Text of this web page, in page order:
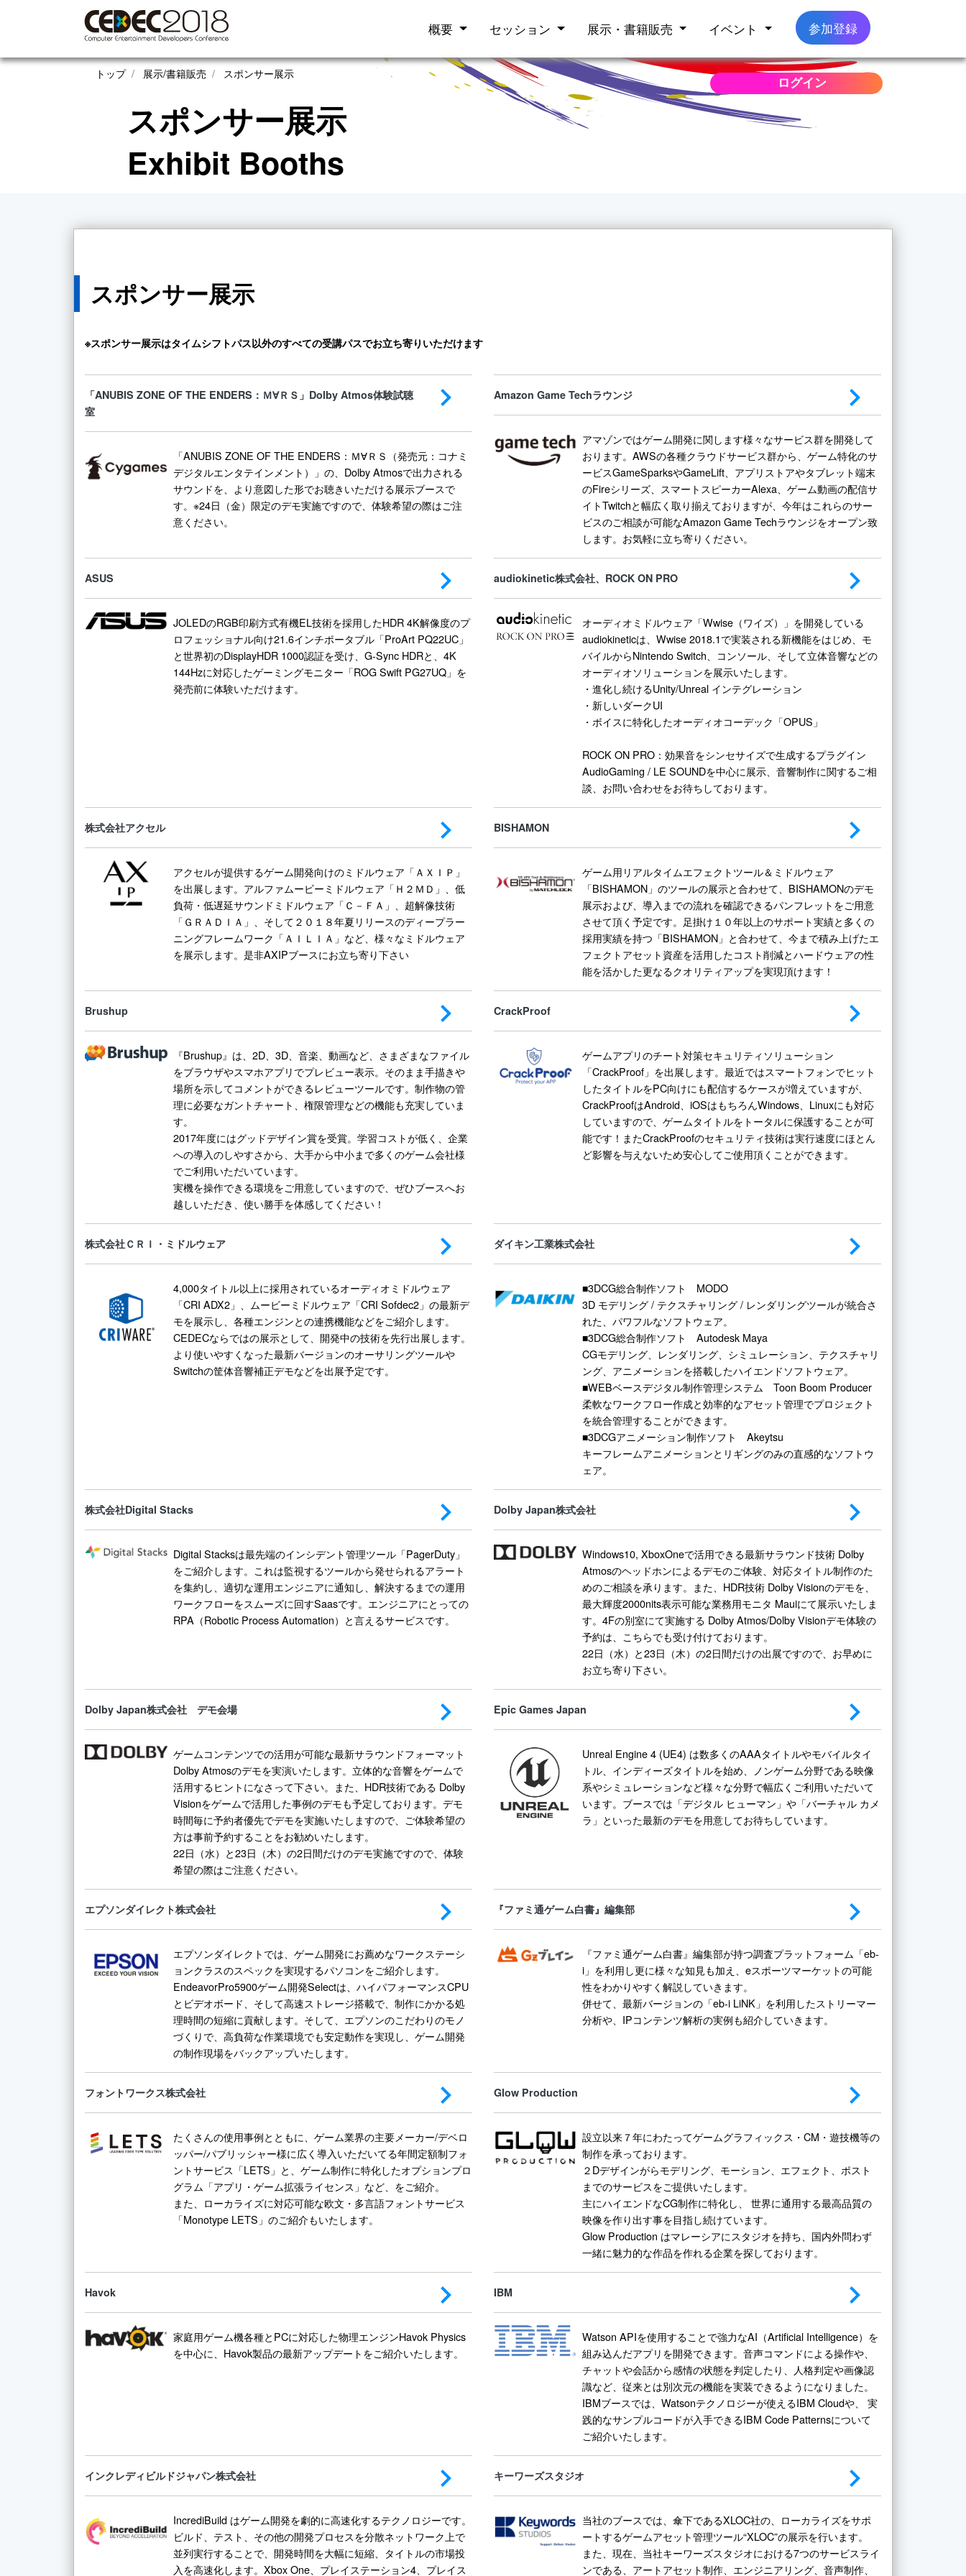
概要 セッション 展示・書籍販売 イベント 参加登録
トップ 展示/書籍販売 スポンサー展示
ログイン
スポンサー展示
Exhibit Booths
スポンサー展示
※スポンサー展示はタイムシフトパス以外のすべての受講パスでお立ち寄りいただけます
「ANUBIS ZONE OF THE ENDERS：Ｍ∀ＲＳ」Dolby Atmos体験試聴
室
「ANUBIS ZONE OF THE ENDERS：Ｍ∀ＲＳ（発売元：コナミ
デジタルエンタテインメント）」の、Dolby Atmosで出力される
サウンドを、より意図した形でお聴きいただける展示ブースで
す。※24日（金）限定のデモ実施ですので、体験希望の際はご注
意ください。
Amazon Game Techラウンジ
アマゾンではゲーム開発に関します様々なサービス群を開発して
おります。AWSの各種クラウドサービス群から、ゲーム特化のサ
ービスGameSparksやGameLift、アプリストアやタブレット端末
のFireシリーズ、スマートスピーカーAlexa、ゲーム動画の配信サ
イトTwitchと幅広く取り揃えておりますが、今年はこれらのサー
ビスのご相談が可能なAmazon Game Techラウンジをオープン致
します。お気軽に立ち寄りください。
ASUS
JOLEDのRGB印刷方式有機EL技術を採用したHDR 4K解像度のプ
ロフェッショナル向け21.6インチポータブル「ProArt PQ22UC」
と世界初のDisplayHDR 1000認証を受け、G-Sync HDRと、4K
144Hzに対応したゲーミングモニター「ROG Swift PG27UQ」を
発売前に体験いただけます。
audiokinetic株式会社、ROCK ON PRO
オーディオミドルウェア「Wwise（ワイズ）」を開発している
audiokineticは、Wwise 2018.1で実装される新機能をはじめ、モ
バイルからNintendo Switch、コンソール、そして立体音響などの
オーディオソリューションを展示いたします。
・進化し続けるUnity/Unreal インテグレーション
・新しいダークUI
・ボイスに特化したオーディオコーデック「OPUS」
ROCK ON PRO：効果音をシンセサイズで生成するプラグイン
AudioGaming / LE SOUNDを中心に展示、音響制作に関するご相
談、お問い合わせをお待ちしております。
株式会社アクセル
アクセルが提供するゲーム開発向けのミドルウェア「ＡＸＩＰ」
を出展します。アルファムービーミドルウェア「Ｈ２ＭＤ」、低
負荷・低遅延サウンドミドルウェア「Ｃ－ＦＡ」、超解像技術
「ＧＲＡＤＩＡ」、そして２０１８年夏リリースのディープラー
ニングフレームワーク「ＡＩＬＩＡ」など、様々なミドルウェア
を展示します。是非AXIPブースにお立ち寄り下さい
BISHAMON
ゲーム用リアルタイムエフェクトツール＆ミドルウェア
「BISHAMON」のツールの展示と合わせて、BISHAMONのデモ
展示および、導入までの流れを確認できるパンフレットをご用意
させて頂く予定です。足掛け１０年以上のサポート実績と多くの
採用実績を持つ「BISHAMON」と合わせて、今まで積み上げたエ
フェクトアセット資産を活用したコスト削減とハードウェアの性
能を活かした更なるクオリティアップを実現頂けます！
Brushup
『Brushup』は、2D、3D、音楽、動画など、さまざまなファイル
をブラウザやスマホアプリでプレビュー表示。そのまま手描きや
場所を示してコメントができるレビューツールです。制作物の管
理に必要なガントチャート、権限管理などの機能も充実していま
す。
2017年度にはグッドデザイン賞を受賞。学習コストが低く、企業
への導入のしやすさから、大手から中小まで多くのゲーム会社様
でご利用いただいています。
実機を操作できる環境をご用意していますので、ぜひブースへお
越しいただき、使い勝手を体感してください！
CrackProof
ゲームアプリのチート対策セキュリティソリューション
「CrackProof」を出展します。最近ではスマートフォンでヒット
したタイトルをPC向けにも配信するケースが増えていますが、
CrackProofはAndroid、iOSはもちろんWindows、Linuxにも対応
していますので、ゲームタイトルをトータルに保護することが可
能です！またCrackProofのセキュリティ技術は実行速度にほとん
ど影響を与えないため安心してご使用頂くことができます。
株式会社ＣＲＩ・ミドルウェア
4,000タイトル以上に採用されているオーディオミドルウェア
「CRI ADX2」、ムービーミドルウェア「CRI Sofdec2」の最新デ
モを展示し、各種エンジンとの連携機能などをご紹介します。
CEDECならではの展示として、開発中の技術を先行出展します。
より使いやすくなった最新バージョンのオーサリングツールや
Switchの筐体音響補正デモなどを出展予定です。
ダイキン工業株式会社
■3DCG総合制作ソフト MODO
3D モデリング / テクスチャリング / レンダリングツールが統合さ
れた、パワフルなソフトウェア。
■3DCG総合制作ソフト Autodesk Maya
CGモデリング、レンダリング、シミュレーション、テクスチャリ
ング、アニメーションを搭載したハイエンドソフトウェア。
■WEBベースデジタル制作管理システム Toon Boom Producer
柔軟なワークフロー作成と効率的なアセット管理でプロジェクト
を統合管理することができます。
■3DCGアニメーション制作ソフト Akeytsu
キーフレームアニメーションとリギングのみの直感的なソフトウ
ェア。
株式会社Digital Stacks
Digital Stacksは最先端のインシデント管理ツール「PagerDuty」
をご紹介します。これは監視するツールから発せられるアラート
を集約し、適切な運用エンジニアに通知し、解決するまでの運用
ワークフローをスムーズに回すSaasです。エンジニアにとっての
RPA（Robotic Process Automation）と言えるサービスです。
Dolby Japan株式会社
Windows10, XboxOneで活用できる最新サラウンド技術 Dolby
Atmosのヘッドホンによるデモのご体験、対応タイトル制作のた
めのご相談を承ります。また、HDR技術 Dolby Visionのデモを、
最大輝度2000nits表示可能な業務用モニタ Mauiにて展示いたしま
す。4Fの別室にて実施する Dolby Atmos/Dolby Visionデモ体験の
予約は、こちらでも受け付けております。
22日（水）と23日（木）の2日間だけの出展ですので、お早めに
お立ち寄り下さい。
Dolby Japan株式会社 デモ会場
ゲームコンテンツでの活用が可能な最新サラウンドフォーマット
Dolby Atmosのデモを実演いたします。立体的な音響をゲームで
活用するヒントになさって下さい。また、HDR技術である Dolby
Visionをゲームで活用した事例のデモも予定しております。デモ
時間毎に予約者優先でデモを実施いたしますので、ご体験希望の
方は事前予約することをお勧めいたします。
22日（水）と23日（木）の2日間だけのデモ実施ですので、体験
希望の際はご注意ください。
Epic Games Japan
Unreal Engine 4 (UE4) は数多くのAAAタイトルやモバイルタイ
トル、インディーズタイトルを始め、ノンゲーム分野である映像
系やシミュレーションなど様々な分野で幅広くご利用いただいて
います。ブースでは「デジタル ヒューマン」や「バーチャル カメ
ラ」といった最新のデモを用意してお待ちしています。
エプソンダイレクト株式会社
エプソンダイレクトでは、ゲーム開発にお薦めなワークステーシ
ョンクラスのスペックを実現するパソコンをご紹介します。
EndeavorPro5900ゲーム開発Selectは、ハイパフォーマンスCPU
とビデオボード、そして高速ストレージ搭載で、制作にかかる処
理時間の短縮に貢献します。そして、エプソンのこだわりのモノ
づくりで、高負荷な作業環境でも安定動作を実現し、ゲーム開発
の制作現場をバックアップいたします。
『ファミ通ゲーム白書』編集部
『ファミ通ゲーム白書』編集部が持つ調査プラットフォーム「eb-
i」を利用し更に様々な知見も加え、eスポーツマーケットの可能
性をわかりやすく解説していきます。
併せて、最新バージョンの「eb-i LiNK」を利用したストリーマー
分析や、IPコンテンツ解析の実例も紹介していきます。
フォントワークス株式会社
たくさんの使⽤事例とともに、ゲーム業界の主要メーカー/デベロ
ッパー/パブリッシャー様に広く導⼊いただいてる年間定額制フォ
ントサービス「LETS」と、ゲーム制作に特化したオプションプロ
グラム「アプリ・ゲーム拡張ライセンス」など、をご紹介。
また、ローカライズに対応可能な欧⽂・多⾔語フォントサービス
「Monotype LETS」のご紹介もいたします。
Glow Production
設立以来７年にわたってゲームグラフィックス・CM・遊技機等の
制作を承っております。
２Dデザインがらモデリング、モーション、エフェクト、ポスト
までのサービスをご提供いたします。
主にハイエンドなCG制作に特化し、 世界に通用する最高品質の
映像を作り出す事を目指し続けています。
Glow Production はマレーシアにスタジオを持ち、国内外問わず
一緒に魅力的な作品を作れる企業を探しております。
Havok
家庭用ゲーム機各種とPCに対応した物理エンジンHavok Physics
を中心に、Havok製品の最新アップデートをご紹介いたします。
IBM
Watson APIを使用することで強力なAI（Artificial Intelligence）を
組み込んだアプリを開発できます。音声コマンドによる操作や、
チャットや会話から感情の状態を判定したり、人格判定や画像認
識など、従来とは別次元の機能を実装できるようになりました。
IBMブースでは、Watsonテクノロジーが使えるIBM Cloudや、 実
践的なサンプルコードが入手できるIBM Code Patternsについて
ご紹介いたします。
インクレディビルドジャパン株式会社
IncrediBuild はゲーム開発を劇的に高速化するテクノロジーです。
ビルド、テスト、その他の開発プロセスを分散ネットワーク上で
並列実行することで、開発時間を大幅に短縮、タイトルの市場投
入を高速化します。Xbox One、プレイステーション4、プレイス
キーワーズスタジオ
当社のブースでは、傘下であるXLOC社の、ローカライズをサポ
ートするゲームアセット管理ツール“XLOC”の展示を行います。
また、現在、当社キーワーズスタジオにおける7つのサービスライ
ンである、アートアセット制作、エンジニアリング、音声制作、